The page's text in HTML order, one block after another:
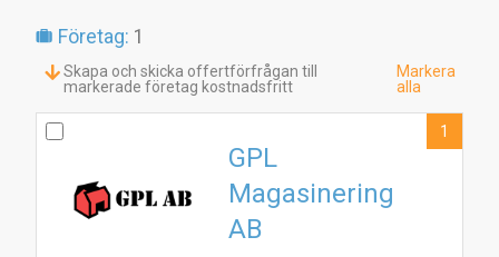
Företag: 1
Skapa och skicka offertförfrågan till
markerade företag kostnadsfritt
Markera
alla
GPL
Magasinering
AB
1